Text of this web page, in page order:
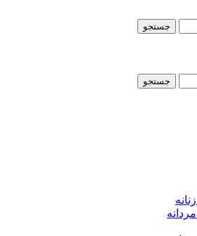
جستجو
جستجو